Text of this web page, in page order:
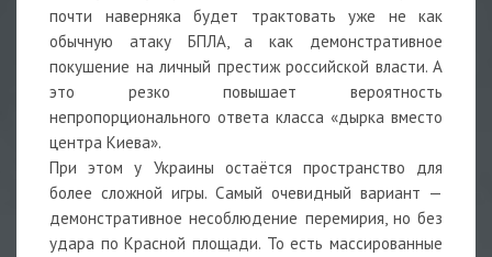
почти наверняка будет трактовать уже не как
обычную атаку БПЛА, а как демонстративное
покушение на личный престиж российской власти. А
это резко повышает вероятность
непропорционального ответа класса «дырка вместо
центра Киева».
При этом у Украины остаётся пространство для
более сложной игры. Самый очевидный вариант —
демонстративное несоблюдение перемирия, но без
удара по Красной площади. То есть массированные